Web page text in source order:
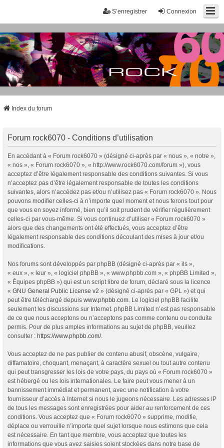
Connexion
S’enregistrer
Index du forum
Forum rock6070 - Conditions d’utilisation
En accédant à « Forum rock6070 » (désigné ci-après par « nous », « notre »,
« nos », « Forum rock6070 », « http://www.rock6070.com/forum »), vous
acceptez d’être légalement responsable des conditions suivantes. Si vous
n’acceptez pas d’être légalement responsable de toutes les conditions
suivantes, alors n’accédez pas et/ou n’utilisez pas « Forum rock6070 ». Nous
pouvons modifier celles-ci à n’importe quel moment et nous ferons tout pour
que vous en soyez informé, bien qu’il soit prudent de vérifier régulièrement
celles-ci par vous-même. Si vous continuez d’utiliser « Forum rock6070 »
alors que des changements ont été effectués, vous acceptez d’être
légalement responsable des conditions découlant des mises à jour et/ou
modifications.
Nos forums sont développés par phpBB (désigné ci-après par « ils »,
« eux », « leur », « logiciel phpBB », « www.phpbb.com », « phpBB Limited »,
« Équipes phpBB ») qui est un script libre de forum, déclaré sous la licence
« GNU General Public License v2 » (désigné ci-après par « GPL ») et qui
peut être téléchargé depuis www.phpbb.com . Le logiciel phpBB facilite
seulement les discussions sur Internet. phpBB Limited n’est pas responsable
de ce que nous acceptons ou n’acceptons pas comme contenu ou conduite
permis. Pour de plus amples informations au sujet de phpBB, veuillez
consulter : https://www.phpbb.com/.
Vous acceptez de ne pas publier de contenu abusif, obscène, vulgaire,
diffamatoire, choquant, menaçant, à caractère sexuel ou tout autre contenu
qui peut transgresser les lois de votre pays, du pays où « Forum rock6070 »
est hébergé ou les lois internationales. Le faire peut vous mener à un
bannissement immédiat et permanent, avec une notification à votre
fournisseur d’accès à Internet si nous le jugeons nécessaire. Les adresses IP
de tous les messages sont enregistrées pour aider au renforcement de ces
conditions. Vous acceptez que « Forum rock6070 » supprime, modifie,
déplace ou verrouille n’importe quel sujet lorsque nous estimons que cela
est nécessaire. En tant que membre, vous acceptez que toutes les
informations que vous avez saisies soient stockées dans notre base de